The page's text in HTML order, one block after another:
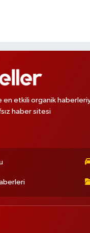
en etkili organik
haber sitesi